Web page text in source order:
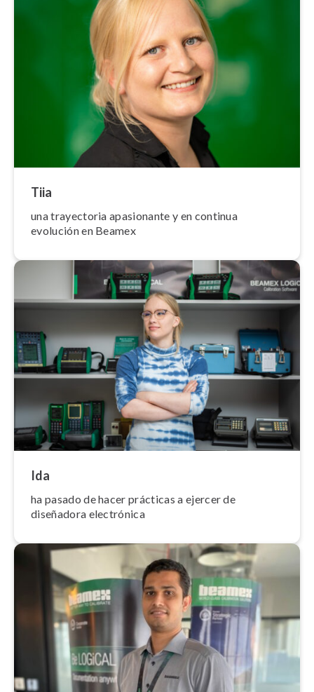
Tiia
una trayectoria apasionante y en continua
evolución en Beamex
Ida
ha pasado de hacer prácticas a ejercer de
diseñadora electrónica